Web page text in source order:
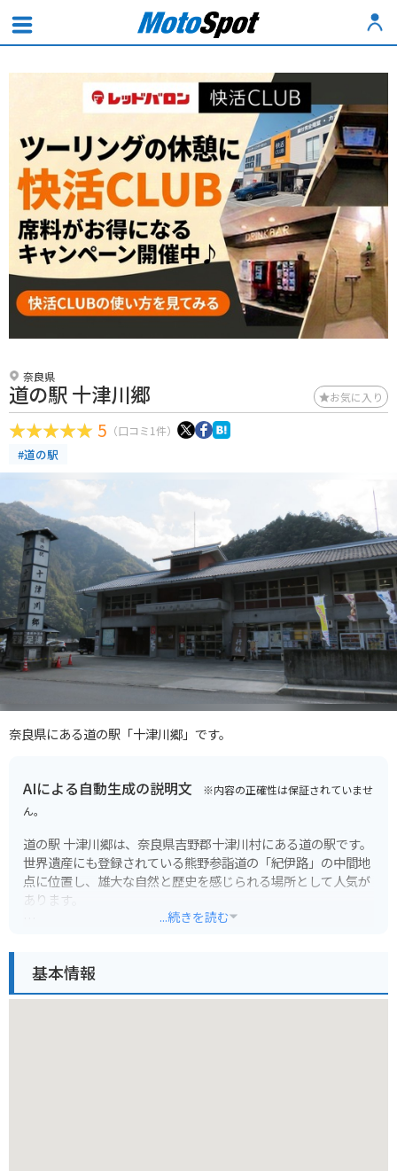
奈良県
道の駅 十津川郷 お気に入り
5 （口コミ1件）
#道の駅
奈良県にある道の駅「十津川郷」です。
AIによる自動生成の説明文 ※内容の正確性は保証されていませ
ん。
道の駅 十津川郷は、奈良県吉野郡十津川村にある道の駅です。
世界遺産にも登録されている熊野参詣道の「紀伊路」の中間地
点に位置し、雄大な自然と歴史を感じられる場所として人気が
あります。
司」などを楽しむことができます。また、観光案内所では、周
辺の観光スポットや宿泊施設の情報を入手することができま
...続きを読む
基本情報